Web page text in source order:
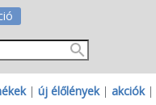
| új élőlények| akciók|